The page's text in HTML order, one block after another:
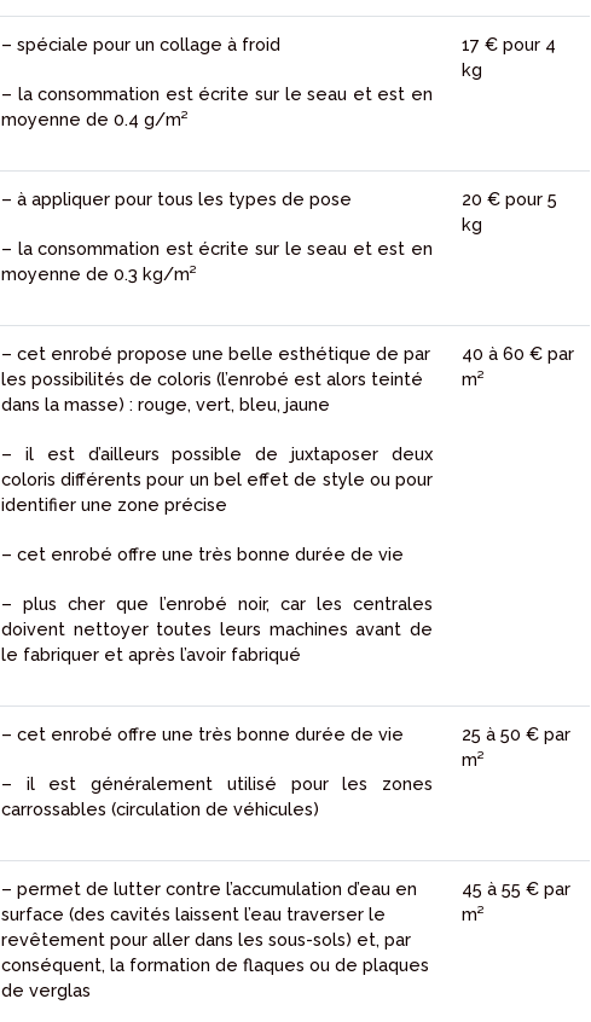
– spéciale pour un collage à froid
– la consommation est écrite sur le seau et est en
moyenne de 0.4 g/m²
17 € pour 4
kg
– à appliquer pour tous les types de pose
– la consommation est écrite sur le seau et est en
moyenne de 0.3 kg/m²
20 € pour 5
kg
– cet enrobé propose une belle esthétique de par
les possibilités de coloris (l’enrobé est alors teinté
dans la masse) : rouge, vert, bleu, jaune
– il est d’ailleurs possible de juxtaposer deux
coloris différents pour un bel effet de style ou pour
identifier une zone précise
– cet enrobé offre une très bonne durée de vie
– plus cher que l’enrobé noir, car les centrales
doivent nettoyer toutes leurs machines avant de
le fabriquer et après l’avoir fabriqué
40 à 60 € par
m²
– cet enrobé offre une très bonne durée de vie
– il est généralement utilisé pour les zones
carrossables (circulation de véhicules)
25 à 50 € par
m²
– permet de lutter contre l’accumulation d’eau en
surface (des cavités laissent l’eau traverser le
revêtement pour aller dans les sous-sols) et, par
conséquent, la formation de flaques ou de plaques
de verglas
45 à 55 € par
m²